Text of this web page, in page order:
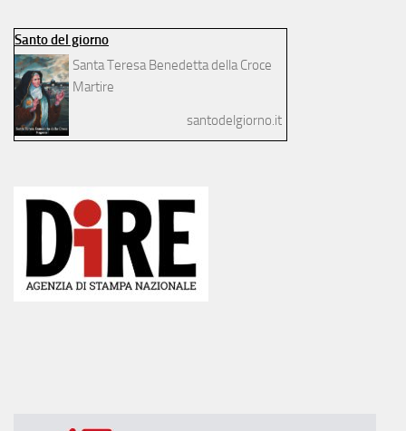
Santo del giorno
Santa Teresa Benedetta della Croce
Martire
santodelgiorno.it